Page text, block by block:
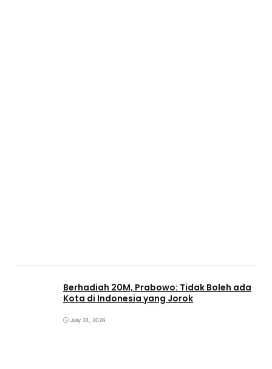
Berhadiah 20M, Prabowo: Tidak Boleh ada
Kota di Indonesia yang Jorok
July 31, 2026